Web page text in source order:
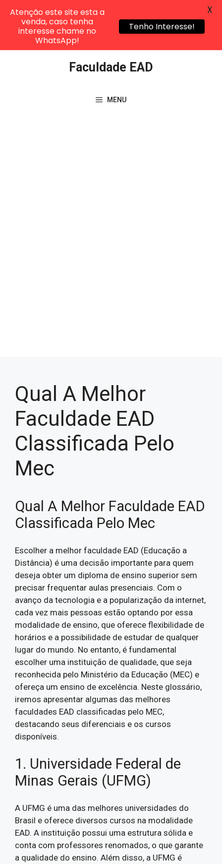
Faculdade EAD
MENU
Qual A Melhor
Faculdade EAD
Classificada Pelo
Mec
Qual A Melhor Faculdade EAD
Classificada Pelo Mec
Escolher a melhor faculdade EAD (Educação a
Distância) é uma decisão importante para quem
deseja obter um diploma de ensino superior sem
precisar frequentar aulas presenciais. Com o
avanço da tecnologia e a popularização da internet,
cada vez mais pessoas estão optando por essa
modalidade de ensino, que oferece flexibilidade de
horários e a possibilidade de estudar de qualquer
lugar do mundo. No entanto, é fundamental
escolher uma instituição de qualidade, que seja
reconhecida pelo Ministério da Educação (MEC) e
ofereça um ensino de excelência. Neste glossário,
iremos apresentar algumas das melhores
faculdades EAD classificadas pelo MEC,
destacando seus diferenciais e os cursos
disponíveis.
1. Universidade Federal de
Minas Gerais (UFMG)
A UFMG é uma das melhores universidades do
Brasil e oferece diversos cursos na modalidade
EAD. A instituição possui uma estrutura sólida e
conta com professores renomados, o que garante
a qualidade do ensino. Além disso, a UFMG é
Atenção este site esta a
venda, caso tenha
interesse chame no
WhatsApp!
Tenho Interesse!
X